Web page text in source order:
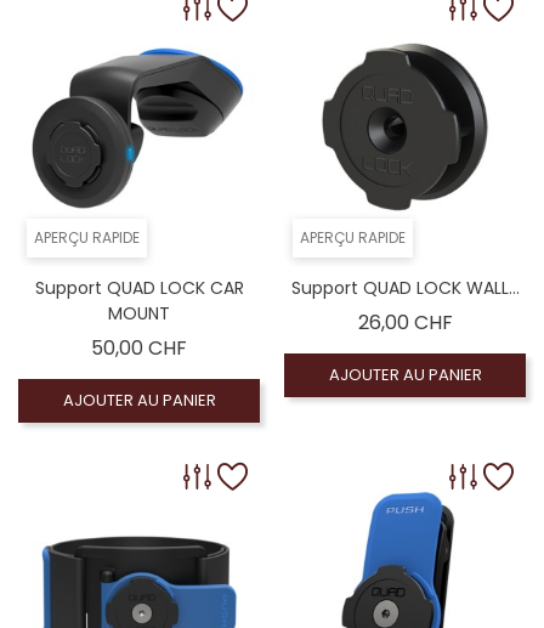
APERÇU RAPIDE
Support QUAD LOCK CAR
MOUNT
50,00 CHF
AJOUTER AU PANIER
APERÇU RAPIDE
Support QUAD LOCK WALL...
26,00 CHFPrix
AJOUTER AU PANIER